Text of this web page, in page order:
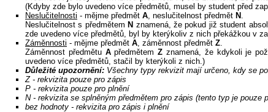
(Kdyby zde bylo uvedeno více předmětů, musel by student před
Neslučitelnosti - mějme předmět A , neslučitelnost předmět N
Neslučitelnost s předmětem N znamená, že pokud již student
zde uvedeno více předmětů, byl by kterýkoliv z nich překážkou v
Záměnnosti - mějme předmět A , záměnnost předmět Z
Záměnnost předmětu ApředmětemZ znamená, že kdykoli je
uvedeno více předmětů, stačil by kterýkoli z nich.)
Důležité upozornění: Všechny typy rekvizit mají určeno, kdy se
Z - rekvizita pouze pro zápis
P - rekvizita pouze pro plnění
N - rekvizita se splněným předmětem pro zápis (tento typ je pouze
bez hodnoty - rekvizita pro zápis i plnění